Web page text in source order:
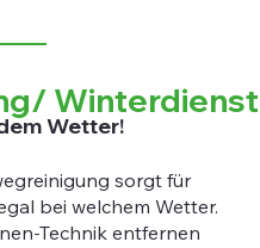
Winterdienst
Wetter!
sorgt für
bei welchem Wetter.
Technik entfernen